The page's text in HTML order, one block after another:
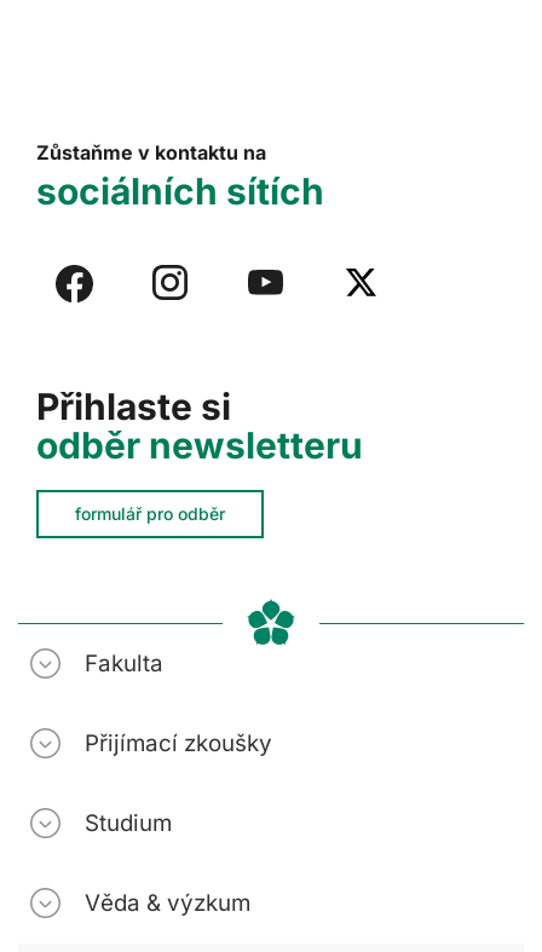
Přihlaste si
odběr newsletteru
formulář pro odběr
Zůstaňme v kontaktu na
sociálních sítích
Fakulta
Přijímací zkoušky
Studium
Věda & výzkum